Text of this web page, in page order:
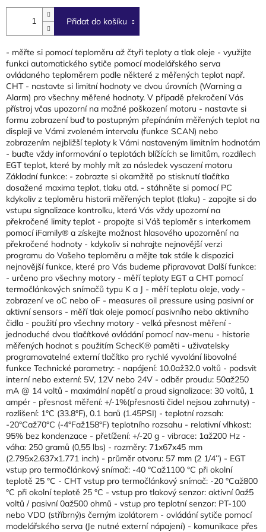
cena:
Přidat do košíku
- měřte si pomocí teploměru až čtyři teploty a tlak oleje - využijte
funkci automatického sytiče pomocí modelářského serva
ovládaného teploměrem podle některé z měřených teplot např.
CHT - nastavte si limitní hodnoty ve dvou úrovních (Warning a
Alarm) pro všechny měřené hodnoty. V případě překročení Vás
přístroj včas upozorní na možné poškození motoru - nastavte si
formu zobrazení buď to postupným přepínáním měřených teplot na
displeji ve Vámi zvoleném intervalu (funkce SCAN) nebo
zobrazením nejbližší teploty k Vámi nastaveným limitním hodnotám
- buďte vždy informování o teplotách blížících se limitům, rozdílech
EGT teplot, které by mohly mít za následek vysazení motoru
Základní funkce: - zobrazte si okamžitě po stisknutí tlačítka
dosažené maxima teplot, tlaku atd. - stáhněte si pomocí PC
kdykoliv z teploměru historii měřených teplot (tlaku) - zapojte si do
vstupu signalizace kontrolku, která Vás vždy upozorní na
překročené limity teplot - propojte si Váš teploměr s interkomem
pomocí iFamily® a získejte možnost hlasového upozornění na
překročené hodnoty - kdykoliv si nahrajte nejnovější verzi
programu do Vašeho teploměru a mějte tak stále k dispozici
nejnovější funkce, které pro Vás budeme připravovat Další funkce:
- určeno pro všechny motory - měří teploty EGT a CHT pomocí
termočlánkových snímačů typu K a J - měří teplotu oleje, vody -
zobrazení ve oC nebo oF - measures oil pressure using pasivní or
aktivní sensors - měří tlak oleje pomocí pasivního nebo aktivního
čidla - použití pro všechny motory - velká přesnost měření -
jednoduché dvou tlačítkové ovládání pomocí nav-menu - historie
měřených hodnot s použitím SchecK® paměti - uživatelsky
programovatelné externí tlačítko pro rychlé vyvolání libovolné
funkce Technické parametry: - napájení: 10.0až32.0 voltů - podsvit
interní nebo externí: 5V, 12V nebo 24V - odběr proudu: 50až250
mA @ 14 voltů - maximální napětí a proud signalizace: 30 voltů, 1
ampér - přesnost měření: +/-1%(přesnosti čidel nejsou zahrnuty) -
rozlišení: 1°C (33.8°F), 0.1 barů (1.45PSI) - teplotní rozsah:
-20°Caž70°C (-4°Faž158°F) teplotního rozsahu - relativní vlhkost:
95% bez kondenzace - přetížení: +/-20 g - vibrace: 1až200 Hz -
váha: 250 gramů (0,55 lbs) - rozměry: 71x67x45 mm
(2.795x2.637x1.771 inch) - průměr otvoru: 57 mm (2 1/4’’) - EGT
vstup pro termočlánkový snímač: -40 °Caž1100 °C při okolní
teplotě 25 °C - CHT vstup pro termočlánkový snímač: -20 °Caž800
°C při okolní teplotě 25 °C - vstup pro tlakový senzor: aktivní 0až5
voltů / pasivní 0až500 ohmů - vstup pro teplotní senzor: PT-100
nebo VDO (stříbrný)s černým izolátorem - ovládání sytiče pomocí
modelářského serva (Je nutné externí nápajení) - komunikace přes